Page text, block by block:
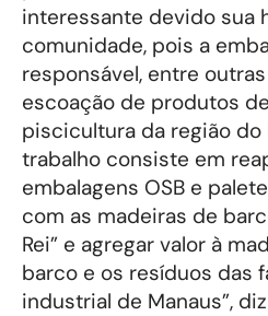
interessante devido sua
comunidade, pois a
responsável, entre
escoação de produtos
piscicultura da região do
trabalho consiste em
embalagens OSB e
com as madeiras de
Rei” e agregar valor à
barco e os resíduos das
industrial de Manaus”,